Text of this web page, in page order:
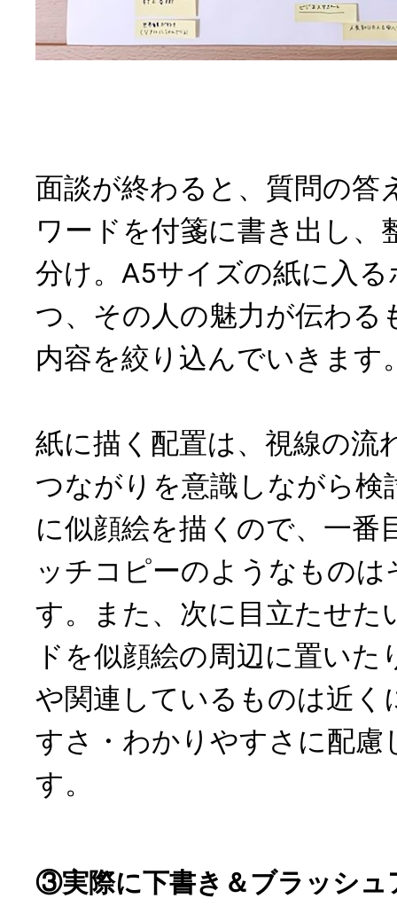
面談が終わると、質問の答
ワードを付箋に書き出し、
分け。A5サイズの紙に入
つ、その人の魅力が伝わる
内容を絞り込んでいきます
紙に描く配置は、視線の流
つながりを意識しながら検
に似顔絵を描くので、一番
ッチコピーのようなもの
す。また、次に目立たせた
ドを似顔絵の周辺に置い
や関連しているものは近く
すさ・わかりやすさに配慮
す。
③実際に下書き＆ブラッシュ